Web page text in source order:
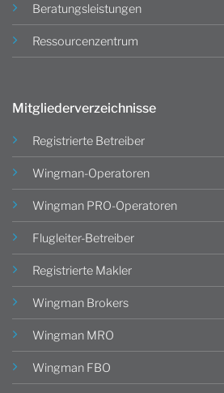
Beratungsleistungen
Ressourcenzentrum
Mitgliederverzeichnisse
Registrierte Betreiber
Wingman-Operatoren
Wingman PRO-Operatoren
Flugleiter-Betreiber
Registrierte Makler
Wingman Brokers
Wingman MRO
Wingman FBO